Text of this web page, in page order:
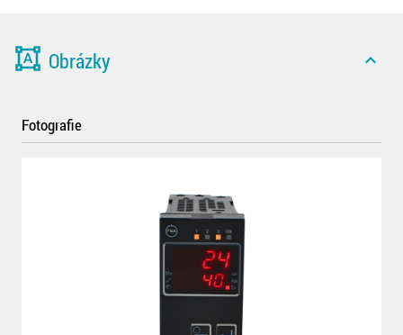
format_shapes Obrázky expand_less
Fotografie